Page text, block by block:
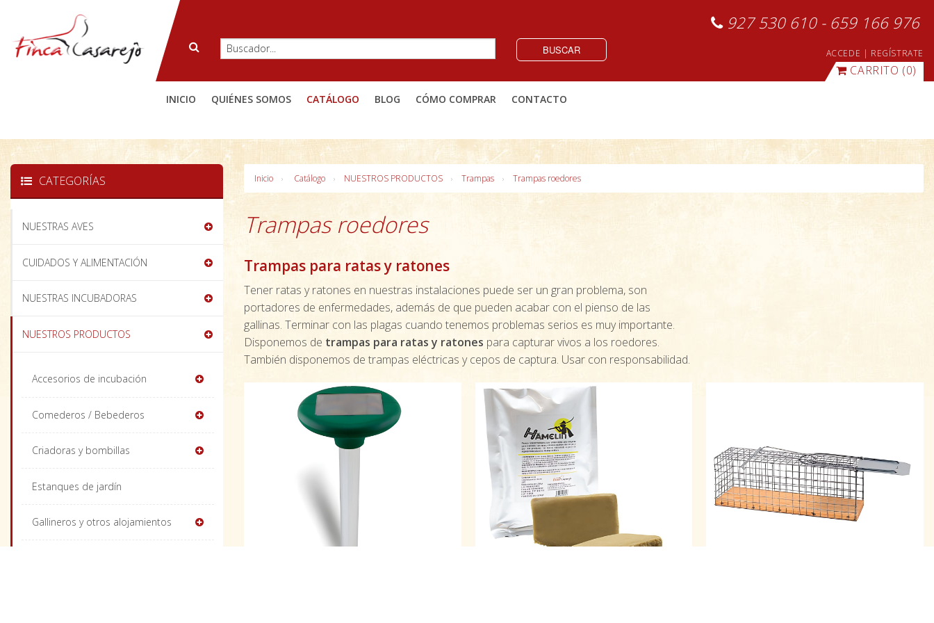
927 530 610 - 659 166 976
BUSCAR ACCEDE | REGÍSTRATE
CARRITO (0)
INICIO QUIÉNES SOMOS CATÁLOGO BLOG CÓMO COMPRAR CONTACTO
Inicio Catálogo NUESTROS PRODUCTOS Trampas Trampas roedores
Trampas roedores
Trampas para ratas y ratones
Tener ratas y ratones en nuestras instalaciones puede ser un gran problema, son
portadores de enfermedades, además de que pueden acabar con el pienso de las
gallinas. Terminar con las plagas cuando tenemos problemas serios es muy importante.
Disponemos de trampas para ratas y ratones para capturar vivos a los roedores.
También disponemos de trampas eléctricas y cepos de captura. Usar con responsabilidad.
CATEGORÍAS
NUESTRAS AVES
CUIDADOS Y ALIMENTACIÓN
NUESTRAS INCUBADORAS
NUESTROS PRODUCTOS
Accesorios de incubación
Comederos / Bebederos
Criadoras y bombillas
Estanques de jardín
Gallineros y otros alojamientos